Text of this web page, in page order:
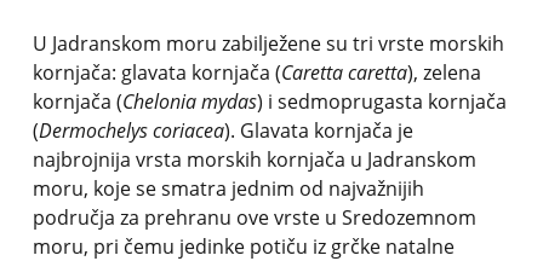
U Jadranskom moru zabilježene su tri vrste morskih
kornjača: glavata kornjača (Caretta caretta), zelena
kornjača (Chelonia mydas) i sedmoprugasta kornjača
(Dermochelys coriacea). Glavata kornjača je
najbrojnija vrsta morskih kornjača u Jadranskom
moru, koje se smatra jednim od najvažnijih
područja za prehranu ove vrste u Sredozemnom
moru, pri čemu jedinke potiču iz grčke natalne